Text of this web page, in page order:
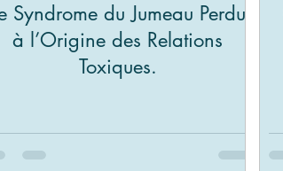
Syndrome du Jumeau Perdu
à l’Origine des Relations
Toxiques.